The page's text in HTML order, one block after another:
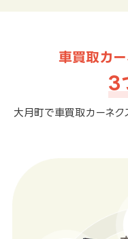
車買取カ
3
大月町で車買取カーネ